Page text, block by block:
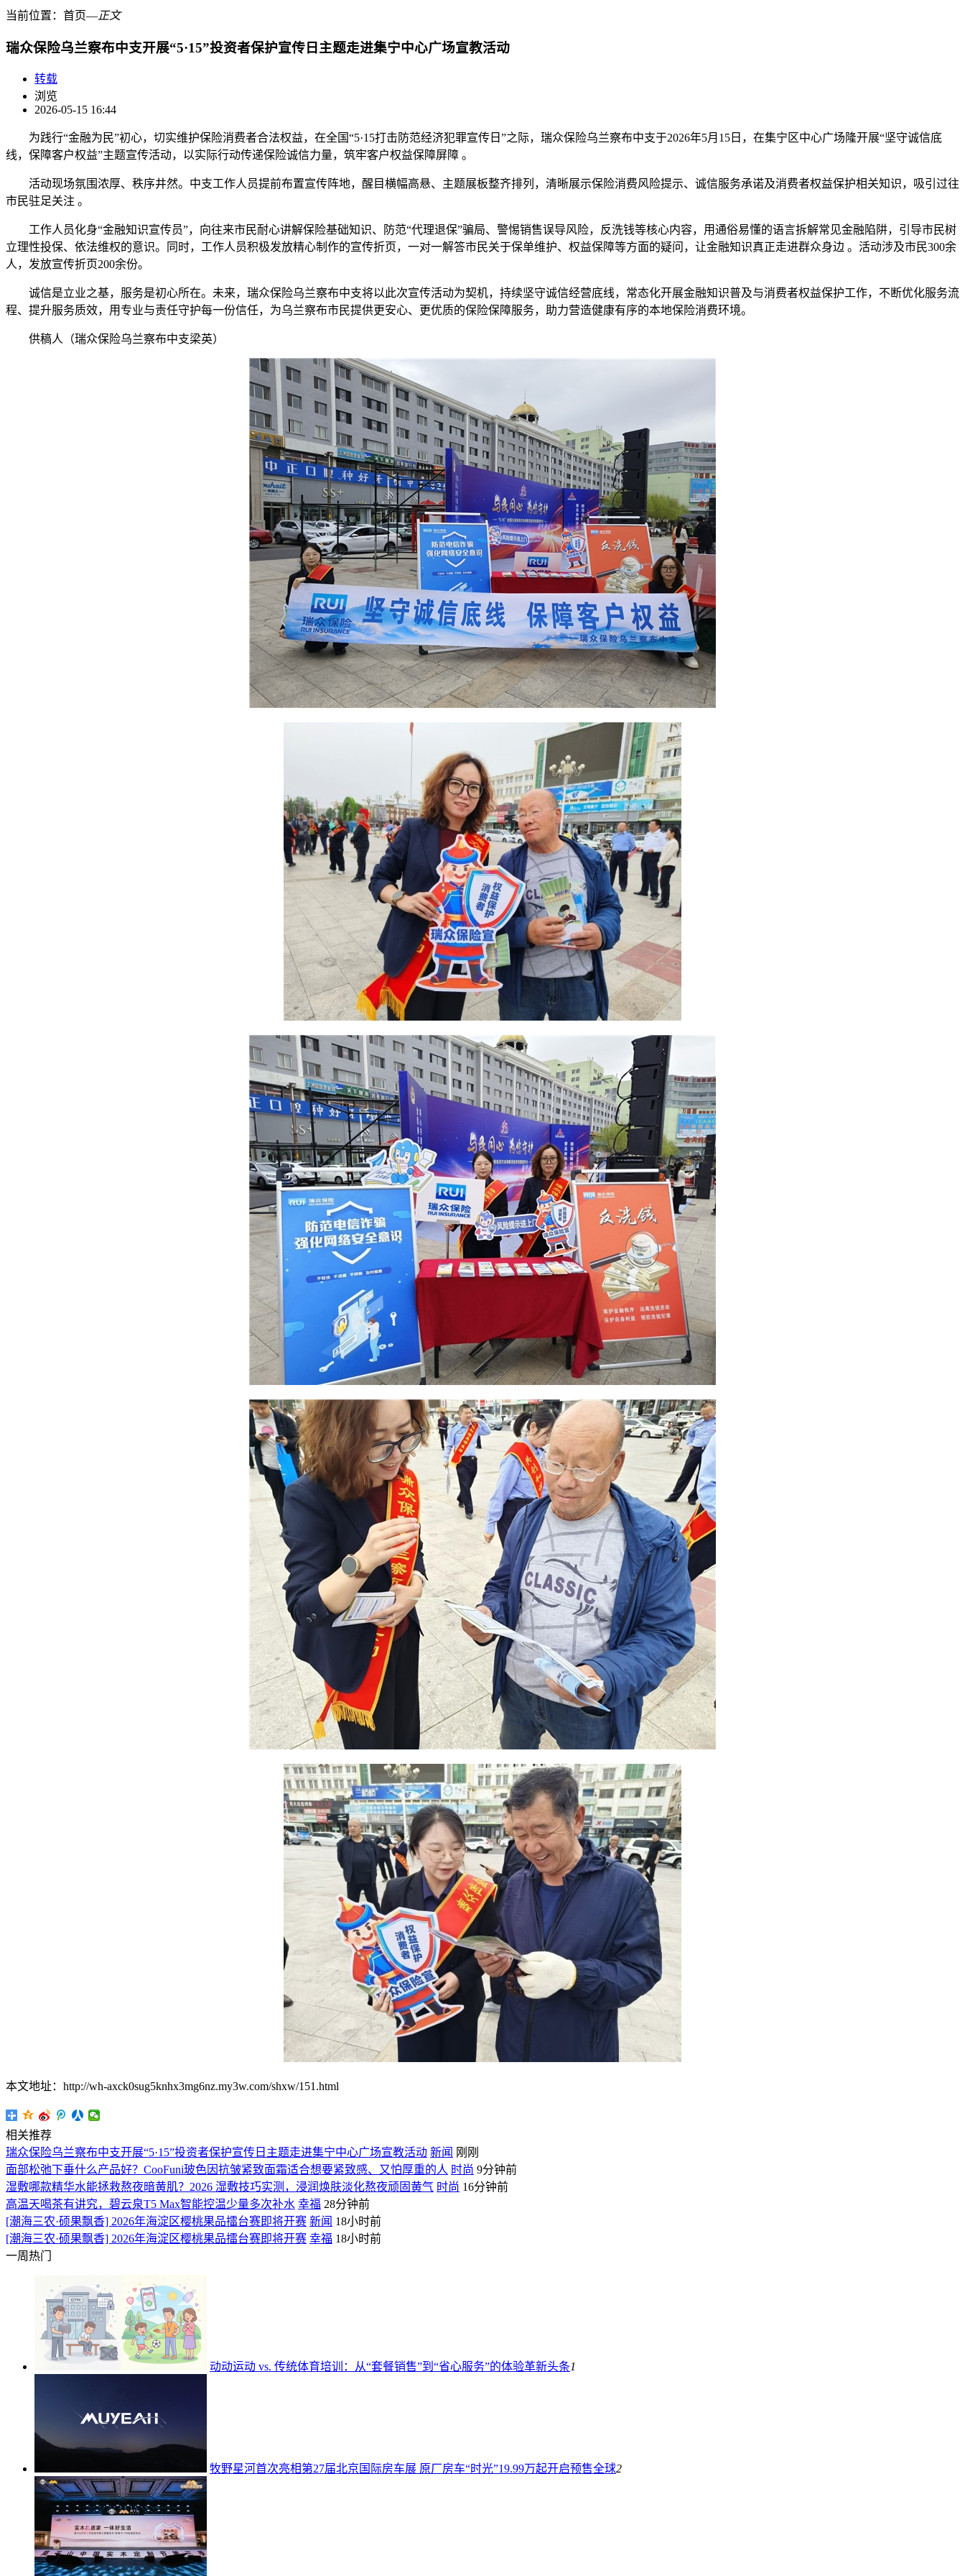
当前位置： 首页―正文
瑞众保险乌兰察布中支开展“5·15”投资者保护宣传日主题走进集宁中心广场宣教活动
转载
浏览
2026-05-15 16:44
为践行“金融为民”初心，切实维护保险消费者合法权益，在全国“5·15打击防范经济犯罪宣传日”之际，瑞众保险乌兰察布中支于2026年5月15日，在集宁区中心广场隆开展“坚守诚信底
线，保障客户权益”主题宣传活动，以实际行动传递保险诚信力量，筑牢客户权益保障屏障 。
活动现场氛围浓厚、秩序井然。中支工作人员提前布置宣传阵地，醒目横幅高悬、主题展板整齐排列，清晰展示保险消费风险提示、诚信服务承诺及消费者权益保护相关知识，吸引过往
市民驻足关注 。
工作人员化身“金融知识宣传员”，向往来市民耐心讲解保险基础知识、防范“代理退保”骗局、警惕销售误导风险，反洗钱等核心内容，用通俗易懂的语言拆解常见金融陷阱，引导市民树
立理性投保、依法维权的意识。同时，工作人员积极发放精心制作的宣传折页，一对一解答市民关于保单维护、权益保障等方面的疑问，让金融知识真正走进群众身边 。活动涉及市民300余
人，发放宣传折页200余份。
诚信是立业之基，服务是初心所在。未来，瑞众保险乌兰察布中支将以此次宣传活动为契机，持续坚守诚信经营底线，常态化开展金融知识普及与消费者权益保护工作，不断优化服务流
程、提升服务质效，用专业与责任守护每一份信任，为乌兰察布市民提供更安心、更优质的保险保障服务，助力营造健康有序的本地保险消费环境。
供稿人（瑞众保险乌兰察布中支梁英）
本文地址：http://wh-axck0sug5knhx3mg6nz.my3w.com/shxw/151.html
相关推荐
瑞众保险乌兰察布中支开展“5·15”投资者保护宣传日主题走进集宁中心广场宣教活动 新闻 刚刚
面部松弛下垂什么产品好？CooFuni玻色因抗皱紧致面霜适合想要紧致感、又怕厚重的人 时尚 9分钟前
湿敷哪款精华水能拯救熬夜暗黄肌？2026 湿敷技巧实测，浸润焕肤淡化熬夜顽固黄气 时尚 16分钟前
高温天喝茶有讲究，碧云泉T5 Max智能控温少量多次补水 幸福 28分钟前
[潮海三农·硕果飘香] 2026年海淀区樱桃果品擂台赛即将开赛 新闻 18小时前
[潮海三农·硕果飘香] 2026年海淀区樱桃果品擂台赛即将开赛 幸福 18小时前
一周热门
动动运动 vs. 传统体育培训：从“套餐销售”到“省心服务”的体验革新头条1
牧野星河首次亮相第27届北京国际房车展 原厂房车“时光”19.99万起开启预售全球2